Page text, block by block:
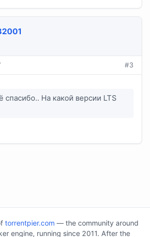
#3
На какой версии LTS
torrentpier.com — the community around
engine, running since 2011. After the